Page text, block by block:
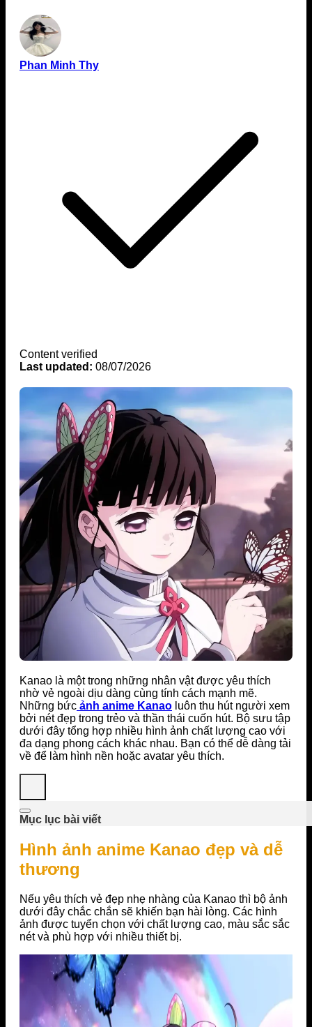
Phan Minh Thy
Content verified
Last updated: 08/07/2026
Kanao là một trong những nhân vật được yêu thích
nhờ vẻ ngoài dịu dàng cùng tính cách mạnh mẽ.
Những bức ảnh anime Kanao luôn thu hút người xem
bởi nét đẹp trong trẻo và thần thái cuốn hút. Bộ sưu tập
dưới đây tổng hợp nhiều hình ảnh chất lượng cao với
đa dạng phong cách khác nhau. Bạn có thể dễ dàng tải
về để làm hình nền hoặc avatar yêu thích.
Mục lục bài viết
Hình ảnh anime Kanao đẹp và dễ
thương
Nếu yêu thích vẻ đẹp nhẹ nhàng của Kanao thì bộ ảnh
dưới đây chắc chắn sẽ khiến bạn hài lòng. Các hình
ảnh được tuyển chọn với chất lượng cao, màu sắc sắc
nét và phù hợp với nhiều thiết bị.